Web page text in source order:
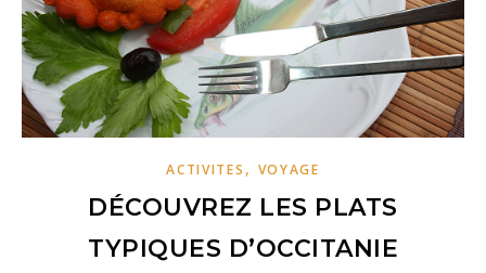
ACTIVITES , VOYAGE
DÉCOUVREZ LES PLATS
TYPIQUES D’OCCITANIE